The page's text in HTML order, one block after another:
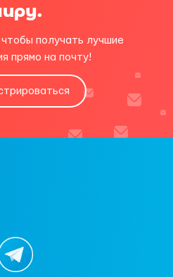
чтобы получать лучшие
прямо на почту!